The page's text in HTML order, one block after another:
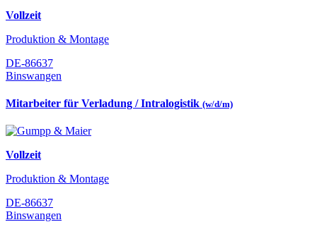
Vollzeit
Produktion & Montage
DE-86637
Binswangen
Mitarbeiter für Verladung / Intralogistik (w/d/m)
Vollzeit
Produktion & Montage
DE-86637
Binswangen